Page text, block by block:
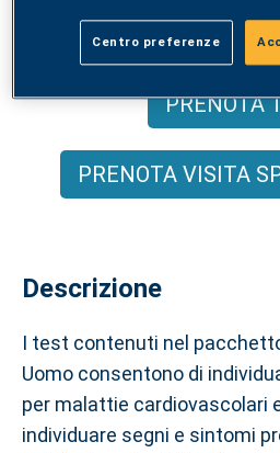
ACQUISTA
PRENOTA
PRENOTA VISITA
Descrizione
I test contenuti nel
Uomo consentono di
per malattie cardiovascolari
individuare segni e sintomi
Centro preferenze